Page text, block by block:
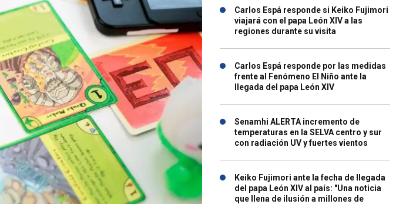
Carlos Espá responde si Keiko Fujimori
viajará con el papa León XIV a las
regiones durante su visita
Carlos Espá responde por las medidas
frente al Fenómeno El Niño ante la
llegada del papa León XIV
Senamhi ALERTA incremento de
temperaturas en la SELVA centro y sur
con radiación UV y fuertes vientos
Keiko Fujimori ante la fecha de llegada
del papa León XIV al país: "Una noticia
que llena de ilusión a millones de